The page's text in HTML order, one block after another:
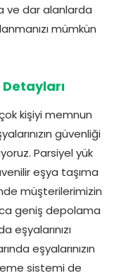
ve dar alanlarda
mümkün
kişiyi memnun
güvenliği
Parsiyel yük
eşya taşıma
müşterilerimizin
geniş depolama
eşyalarınızı
eşyalarınızın
sistemi de